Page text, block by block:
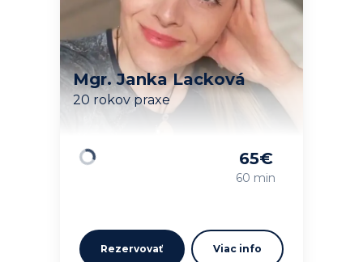
Mgr. Janka Lacková
20 rokov praxe
65€
60 min
Rezervovať Viac info